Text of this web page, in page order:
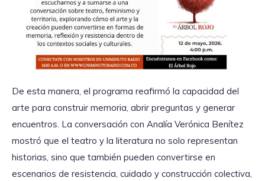
De esta manera, el programa reafirmó la capacidad del
arte para construir memoria, abrir preguntas y generar
encuentros. La conversación con Analía Verónica Benítez
mostró que el teatro y la literatura no solo representan
historias, sino que también pueden convertirse en
escenarios de resistencia, cuidado y construcción colectiva,